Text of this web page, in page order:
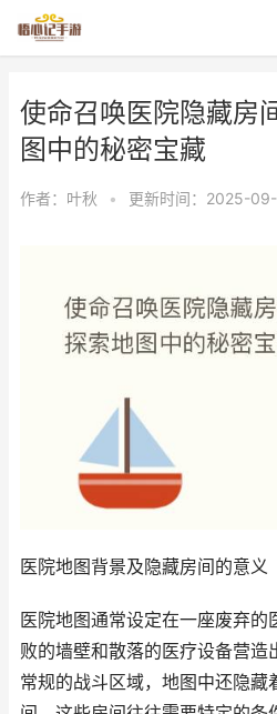
使命召唤医院隐藏房
图中的秘密宝藏
作者： 叶秋 • 更新时间：2025-
医院地图背景及隐藏房间的意义
医院地图通常设定在一座废弃的
败的墙壁和散落的医疗设备营造
常规的战斗区域，地图中还隐藏